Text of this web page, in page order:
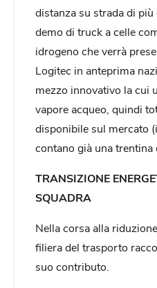
distanza su strada di
demo di truck a celle
idrogeno che verrà
Logitec in anteprima
mezzo innovativo la cui
vapore acqueo, quindi
disponibile sul mercato
contano già una trentina
TRANSIZIONE
SQUADRA
Nella corsa alla
filiera del trasporto
suo contributo.